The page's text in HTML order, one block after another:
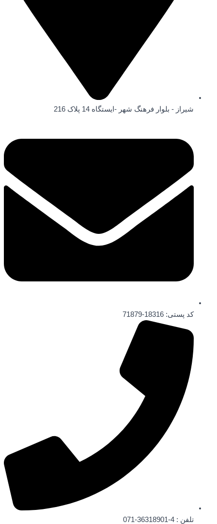
شیراز - بلوار فرهنگ شهر -ایستگاه 14 پلاک 216
کد پستی: 18316-71879
تلفن : 4-36318901-071